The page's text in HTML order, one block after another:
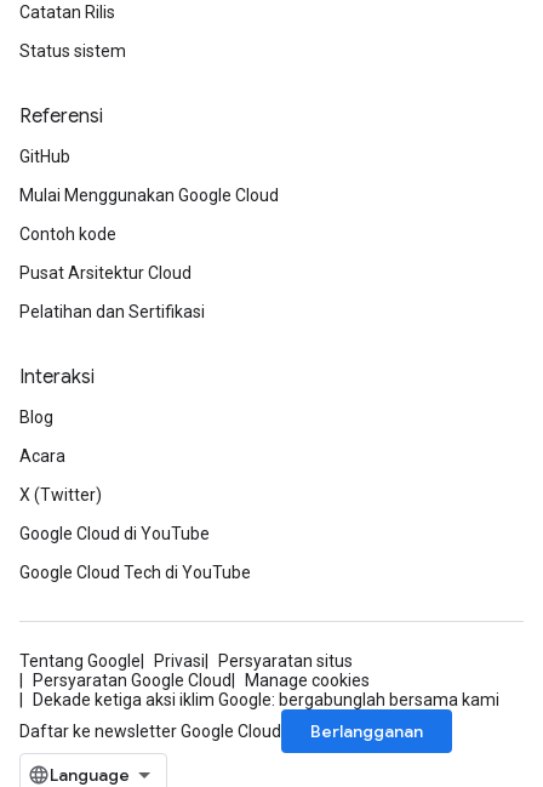
Catatan Rilis
Status sistem
Referensi
GitHub
Mulai Menggunakan Google Cloud
Contoh kode
Pusat Arsitektur Cloud
Pelatihan dan Sertifikasi
Interaksi
Blog
Acara
X (Twitter)
Google Cloud di YouTube
Google Cloud Tech di YouTube
Tentang Google Privasi
Persyaratan situs
Persyaratan Google Cloud
Manage cookies
Dekade ketiga aksi iklim Google: bergabunglah bersama kami
Daftar ke newsletter Google Cloud
Berlangganan